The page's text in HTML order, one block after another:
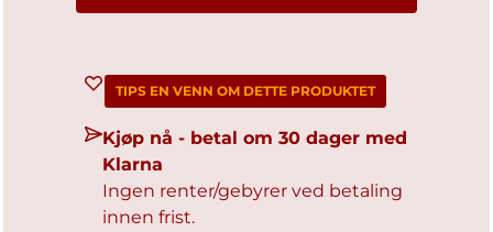
TIPS EN VENN OM DETTE PRODUKTET
Kjøp nå - betal om 30 dager med
Klarna
Ingen renter/gebyrer ved betaling
innen frist.